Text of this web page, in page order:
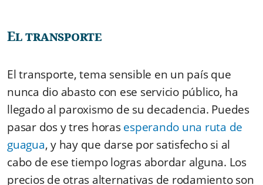
El transporte
El transporte, tema sensible en un país que
nunca dio abasto con ese servicio público, ha
llegado al paroxismo de su decadencia. Puedes
pasar dos y tres horasesperando una ruta de
guagua, y hay que darse por satisfecho si al
cabo de ese tiempo logras abordar alguna. Los
precios de otras alternativas de rodamiento son